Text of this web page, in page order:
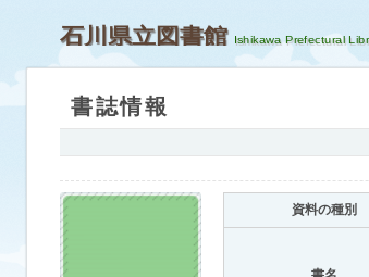
石川県立図書館
書誌情報
資料の種別